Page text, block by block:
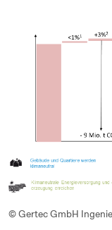
© Gertec GmbH